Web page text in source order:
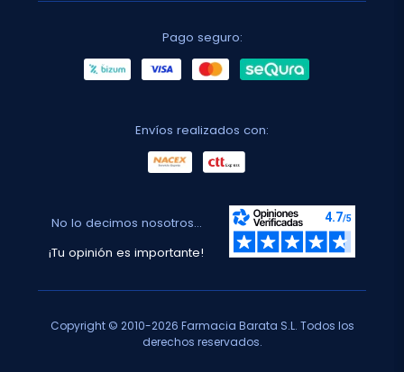
Pago seguro:
Envíos realizados con:
No lo decimos nosotros...
¡Tu opinión es importante!
Copyright © 2010-2026 Farmacia Barata S.L. Todos los
derechos reservados.